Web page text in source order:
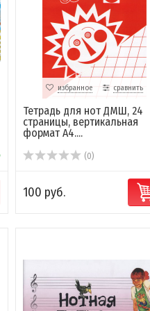
избранное сравнить
Тетрадь для нот ДМШ, 24
страницы, вертикальная
формат А4....
(0)
100 руб.